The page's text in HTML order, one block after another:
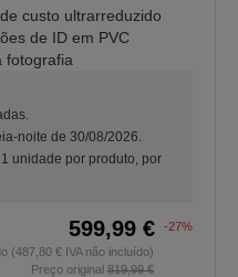
custo ultrarreduzido
de ID em PVC
fotografia
noite de 30/08/2026.
unidade por produto, por
599,99 €
-27%
(487,80 € IVA não incluído)
Preço original 819,99 €